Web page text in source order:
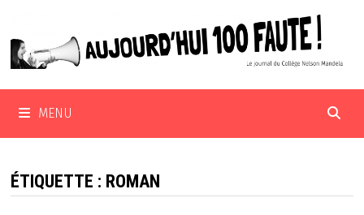
contenu
MENU
ÉTIQUETTE : ROMAN